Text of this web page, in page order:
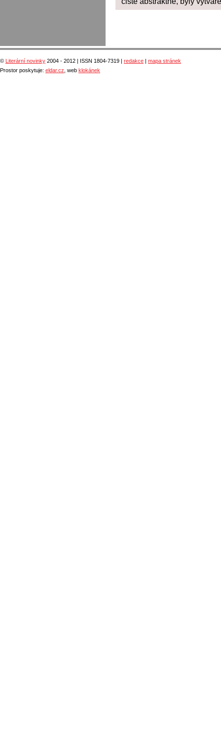
© Literární novinky 2004 - 2012 | ISSN 1804-7319 | redakce
mapa stránek
Prostor poskytuje: eldar.cz , web klokánek